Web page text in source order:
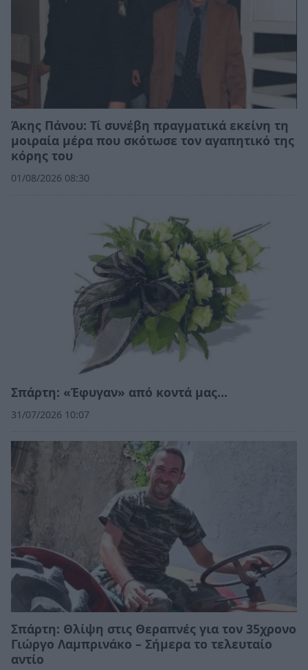
Άκης Πάνου: Τί συνέβη πραγματικά εκείνη τη
μοιραία μέρα που σκότωσε τον αγαπητικό της
κόρης του
01/08/2026 08:30
Σπάρτη: «Έφυγαν» από κοντά μας…
31/07/2026 10:07
Σπάρτη: Θλίψη στις Θεραπνές για τον 35χρονο
Γιώργο Λαμπρινάκο – Σήμερα το τελευταίο
αντίο